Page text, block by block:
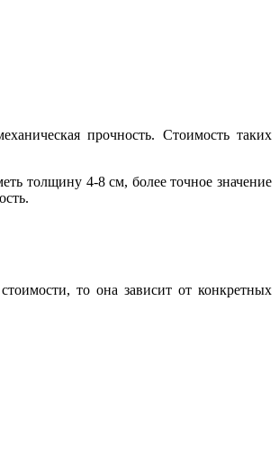
прочность. Стоимость таких
толщину 4-8 см, более точное значение
то она зависит от конкретных